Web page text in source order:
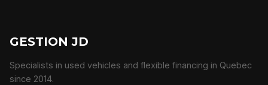
GESTION JD
Specialists in used vehicles and flexible financing in Quebec
since 2014.